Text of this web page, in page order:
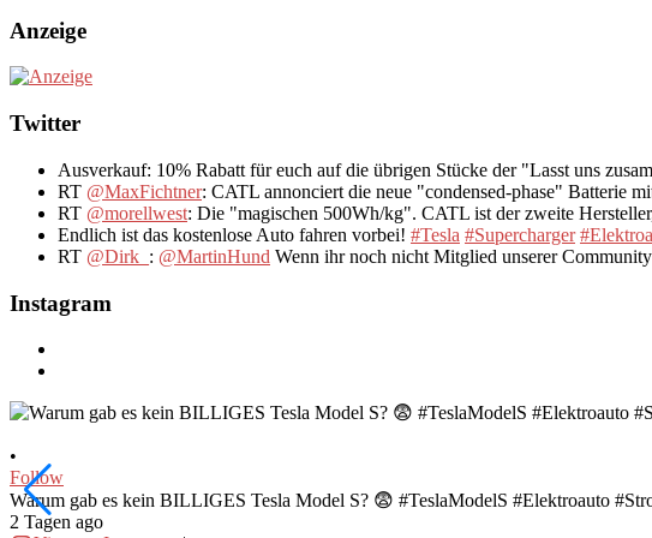
Anzeige
Twitter
Ausverkauf: 10% Rabatt für euch auf die übrigen Stücke der "Lasst uns
RT @MaxFichtner: CATL annonciert die neue "condensed-phase" Batterie
RT @morellwest: Die "magischen 500Wh/kg". CATL ist der zweite
Endlich ist das kostenlose Auto fahren vorbei! #Tesla #Supercharger
RT @Dirk_ : @MartinHund Wenn ihr noch nicht Mitglied unserer
Instagram
•
Follow
Warum gab es kein BILLIGES Tesla Model S? 😨 #TeslaModelS #Elektroauto
2 Tagen ago